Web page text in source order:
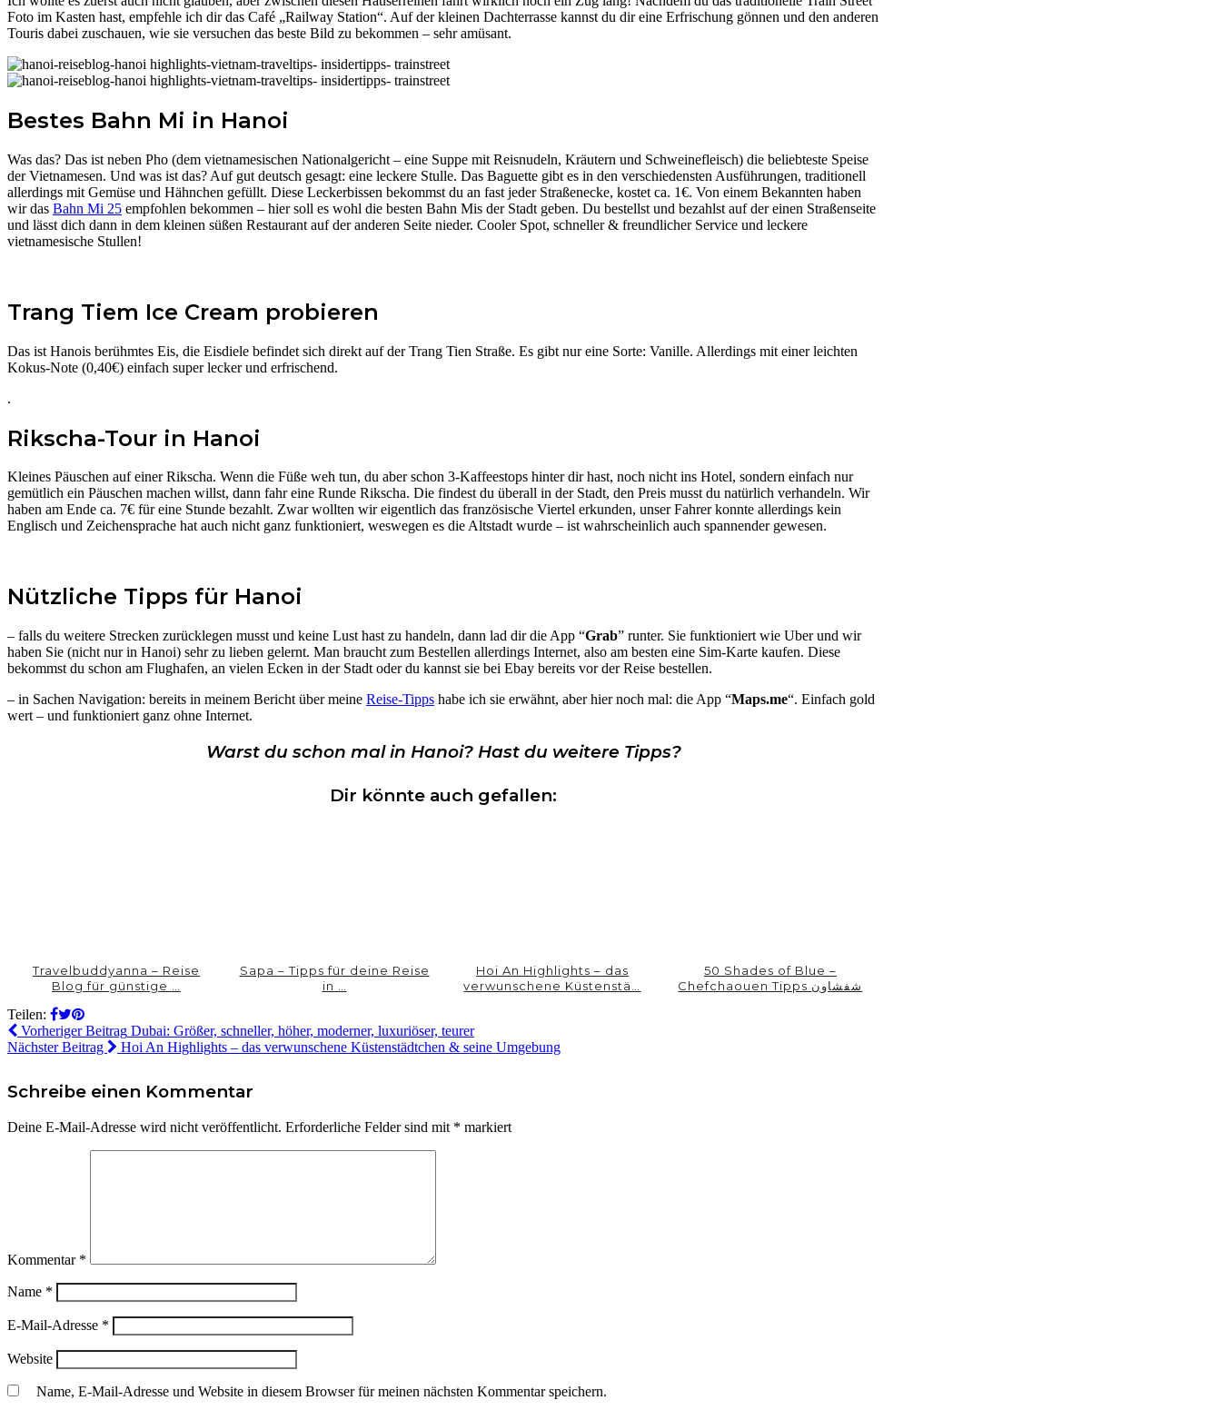
Foto im Kasten hast, empfehle ich dir das Café „Railway Station“. Auf der kleinen Dachterrasse kannst du dir eine Erfrischung gönnen und den anderen
Touris dabei zuschauen, wie sie versuchen das beste Bild zu bekommen – sehr amüsant.
Bestes Bahn Mi in Hanoi
Was das? Das ist neben Pho (dem vietnamesischen Nationalgericht – eine Suppe mit Reisnudeln, Kräutern und Schweinefleisch) die beliebteste Speise
der Vietnamesen. Und was ist das? Auf gut deutsch gesagt: eine leckere Stulle. Das Baguette gibt es in den verschiedensten Ausführungen, traditionell
allerdings mit Gemüse und Hähnchen gefüllt. Diese Leckerbissen bekommst du an fast jeder Straßenecke, kostet ca. 1€. Von einem Bekannten haben
wir das Bahn Mi 25 empfohlen bekommen – hier soll es wohl die besten Bahn Mis der Stadt geben. Du bestellst und bezahlst auf der einen Straßenseite
und lässt dich dann in dem kleinen süßen Restaurant auf der anderen Seite nieder. Cooler Spot, schneller & freundlicher Service und leckere
vietnamesische Stullen!
Trang Tiem Ice Cream probieren
Das ist Hanois berühmtes Eis, die Eisdiele befindet sich direkt auf der Trang Tien Straße. Es gibt nur eine Sorte: Vanille. Allerdings mit einer leichten
Kokus-Note (0,40€) einfach super lecker und erfrischend.
.
Rikscha-Tour in Hanoi
Kleines Päuschen auf einer Rikscha. Wenn die Füße weh tun, du aber schon 3-Kaffeestops hinter dir hast, noch nicht ins Hotel, sondern einfach nur
gemütlich ein Päuschen machen willst, dann fahr eine Runde Rikscha. Die findest du überall in der Stadt, den Preis musst du natürlich verhandeln. Wir
haben am Ende ca. 7€ für eine Stunde bezahlt. Zwar wollten wir eigentlich das französische Viertel erkunden, unser Fahrer konnte allerdings kein
Englisch und Zeichensprache hat auch nicht ganz funktioniert, weswegen es die Altstadt wurde – ist wahrscheinlich auch spannender gewesen.
Nützliche Tipps für Hanoi
– falls du weitere Strecken zurücklegen musst und keine Lust hast zu handeln, dann lad dir die App “Grab” runter. Sie funktioniert wie Uber und wir
haben Sie (nicht nur in Hanoi) sehr zu lieben gelernt. Man braucht zum Bestellen allerdings Internet, also am besten eine Sim-Karte kaufen. Diese
bekommst du schon am Flughafen, an vielen Ecken in der Stadt oder du kannst sie bei Ebay bereits vor der Reise bestellen.
– in Sachen Navigation: bereits in meinem Bericht über meine Reise-Tipps habe ich sie erwähnt, aber hier noch mal: die App “Maps.me“. Einfach gold
wert – und funktioniert ganz ohne Internet.
Warst du schon mal in Hanoi? Hast du weitere Tipps?
Dir könnte auch gefallen:
Travelbuddyanna – Reise
Blog für günstige …
Sapa – Tipps für deine Reise
in …
Hoi An Highlights – das
verwunschene Küstenstä…
50 Shades of Blue –
Chefchaouen Tipps شفشاون
Teilen:
Vorheriger Beitrag Dubai: Größer, schneller, höher, moderner, luxuriöser, teurer
Nächster Beitrag
Hoi An Highlights – das verwunschene Küstenstädtchen & seine Umgebung
Schreibe einen Kommentar
Deine E-Mail-Adresse wird nicht veröffentlicht. Erforderliche Felder sind mit * markiert
Kommentar *
Name *
E-Mail-Adresse *
Website
Name, E-Mail-Adresse und Website in diesem Browser für meinen nächsten Kommentar speichern.